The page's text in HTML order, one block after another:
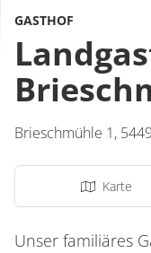
GASTHOF
Brieschmühle 1,
Karte
Unser familiäres